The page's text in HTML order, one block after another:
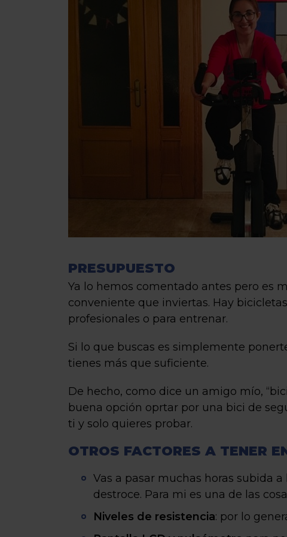
PRESUPUESTO
Ya lo hemos comentado antes pero es
conveniente que inviertas. Hay
profesionales o para entrenar.
Si lo que buscas es simplemente
tienes más que suficiente.
De hecho, como dice un amigo mío,
buena opción oprtar por una bici de
ti y solo quieres probar.
OTROS FACTORES A TENER
Vas a pasar muchas horas subida
destroce. Para mi es una de las
Niveles de resistencia: por lo